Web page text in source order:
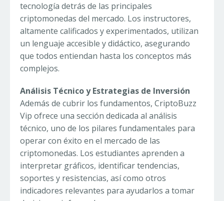
tecnología detrás de las principales
criptomonedas del mercado. Los instructores,
altamente calificados y experimentados, utilizan
un lenguaje accesible y didáctico, asegurando
que todos entiendan hasta los conceptos más
complejos.
Análisis Técnico y Estrategias de Inversión
Además de cubrir los fundamentos, CriptoBuzz
Vip ofrece una sección dedicada al análisis
técnico, uno de los pilares fundamentales para
operar con éxito en el mercado de las
criptomonedas. Los estudiantes aprenden a
interpretar gráficos, identificar tendencias,
soportes y resistencias, así como otros
indicadores relevantes para ayudarlos a tomar